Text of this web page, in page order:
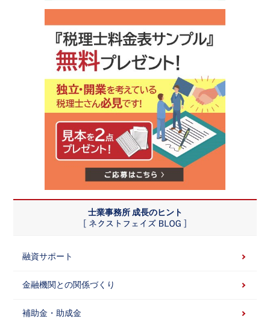
士業事務所 成長のヒント
融資サポート
金融機関との関係づくり
補助金・助成金